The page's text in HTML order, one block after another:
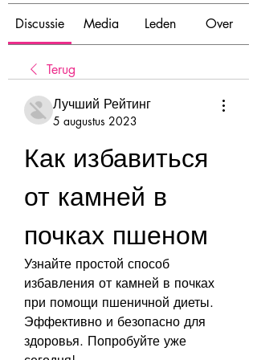
Discussie Media Leden Over
Terug
Лучший Рейтинг
5 augustus 2023
Как избавиться
от камней в
почках пшеном
Узнайте простой способ
избавления от камней в почках
при помощи пшеничной диеты.
Эффективно и безопасно для
здоровья. Попробуйте уже